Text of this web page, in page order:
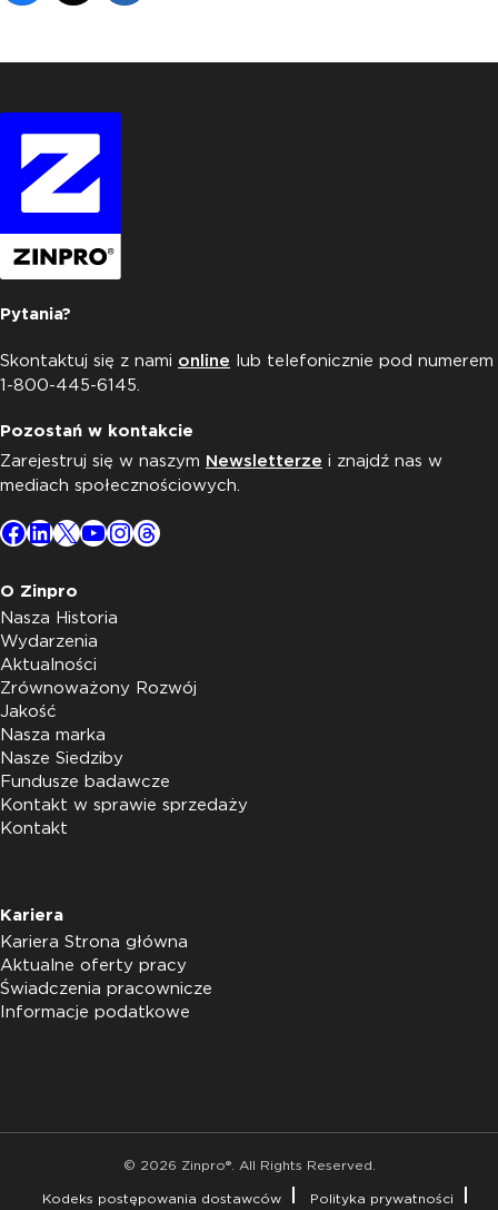
Pytania?
Skontaktuj się z nami online lub telefonicznie pod numerem
1-800-445-6145.
Pozostań w kontakcie
Zarejestruj się w naszym Newsletterze i znajdź nas w
mediach społecznościowych.
Facebook
LinkedIn
X YouTube
Instagram
Threads
O Zinpro
Nasza Historia
Wydarzenia
Aktualności
Zrównoważony Rozwój
Jakość
Nasza marka
Nasze Siedziby
Fundusze badawcze
Kontakt w sprawie sprzedaży
Kontakt
Kariera
Kariera Strona główna
Aktualne oferty pracy
Świadczenia pracownicze
Informacje podatkowe
© 2026 Zinpro®. All Rights Reserved.
Kodeks postępowania dostawców
Polityka prywatności